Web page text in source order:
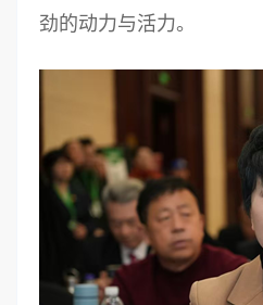
劲的动力与活力。